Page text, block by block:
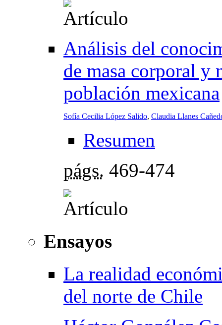
Análisis del
de masa corporal y
población mexicana
Sofía Cecilia López Salido, Claudia Llanes
Resumen
págs. 469-474
Ensayos
La realidad
del norte de Chile